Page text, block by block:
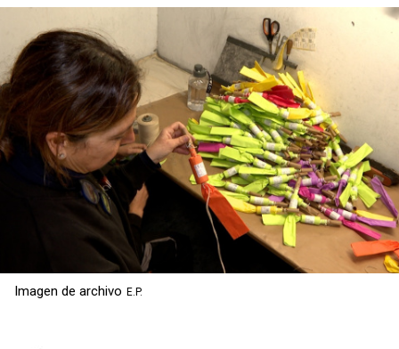
Copiar
Imagen de archivo E.P.